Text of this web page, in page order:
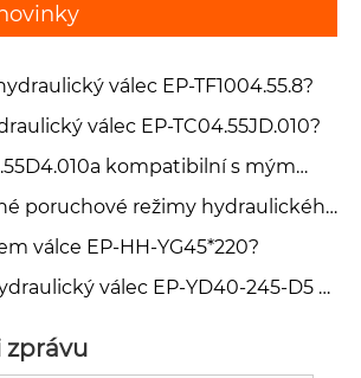
válec EP-TF1004.55.8?
válec EP-TC04.55JD.010?
kompatibilní s mým
vozíkem?
poruchové režimy hydraulického
V90?
válce EP-HH-YG45*220?
válec EP-YD40-245-D5 v
zprávu